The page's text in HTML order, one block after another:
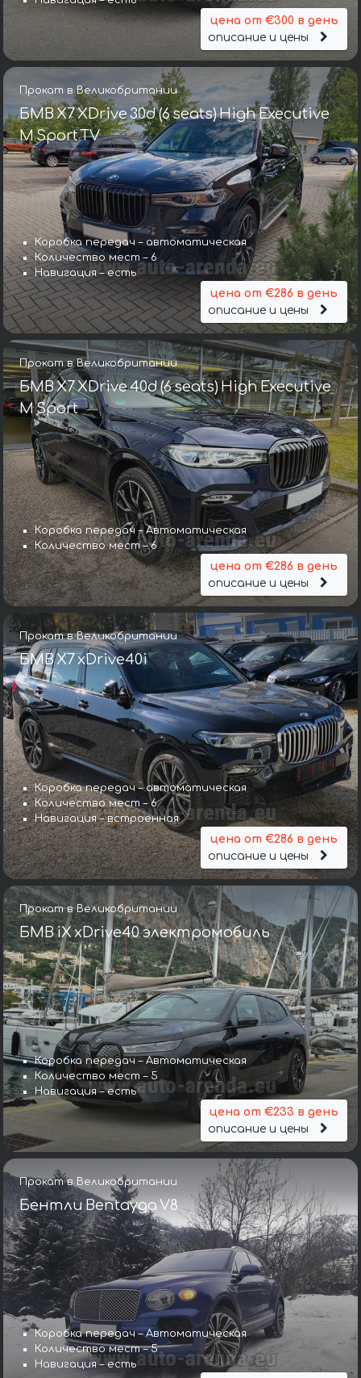
цена от €300 в день
описание и цены
Прокат в Великобритании
БМВ X7 XDrive 30d (6 seats) High Executive
M Sport TV
Коробка передач – автоматическая
Количество мест – 6
Навигация – есть
цена от €286 в день
описание и цены
Прокат в Великобритании
БМВ X7 XDrive 40d (6 seats) High Executive
M Sport
Коробка передач – Автоматическая
Количество мест – 6
цена от €286 в день
описание и цены
Прокат в Великобритании
БМВ X7 xDrive40i
Коробка передач – автоматическая
Количество мест – 6
Навигация – встроенная
цена от €286 в день
описание и цены
Прокат в Великобритании
БМВ iX xDrive40 электромобиль
Коробка передач – Автоматическая
Количество мест – 5
Навигация – есть
цена от €233 в день
описание и цены
Прокат в Великобритании
Бентли Bentayga V8
Коробка передач – Автоматическая
Количество мест – 5
Навигация – есть